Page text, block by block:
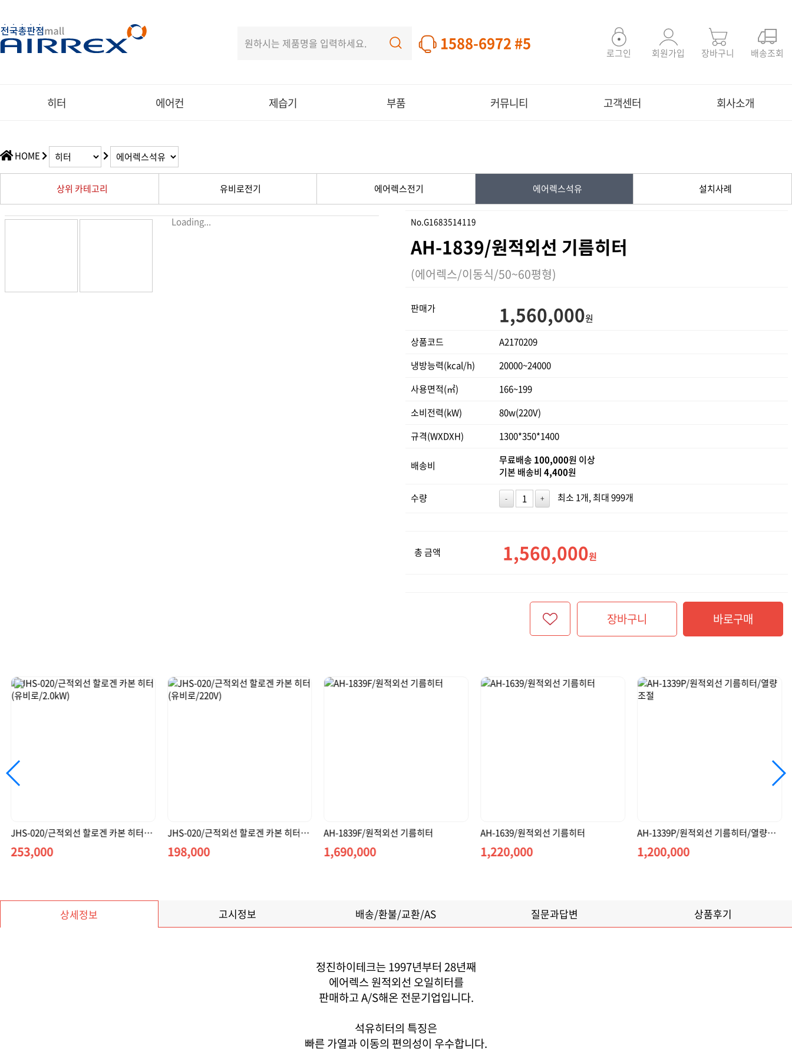
1588-6972 #5 로그인 회원가입 장바구니 배송조회
히터 에어컨 제습기 부품 커뮤니티 고객센터 회사소개
HOME
상위 카테고리 유비로전기 에어렉스전기 에어렉스석유 설치사례
Loading... No.G1683514119
AH-1839/원적외선 기름히터
(에어렉스/이동식/50~60평형)
판매가 1,560,000원
상품코드
A2170209
냉방능력(kcal/h)
20000~24000
사용면적(㎡)
166~199
소비전력(kW)
80w(220V)
규격(WXDXH)
1300*350*1400
배송비 무료배송 100,000원 이상
기본 배송비 4,400원
수량
- + 최소 1개, 최대 999개
총 금액 1,560,000원
장바구니 바로구매
JHS-020/근적외선 할로겐 카본 히터(유비로/220V)
198,000
AH-1839F/원적외선 기름히터
1,690,000
AH-1639/원적외선 기름히터
1,220,000 1,200,000
AH-1339/원적외선 기름히터
1,060,000
상세정보 고시정보 배송/환불/교환/AS 질문과답변 상품후기
정진하이테크는 1997년부터 28년째
에어렉스 원적외선 오일히터를
판매하고 A/S해온 전문기업입니다.
석유히터의 특징은
빠른 가열과 이동의 편의성이 우수합니다.